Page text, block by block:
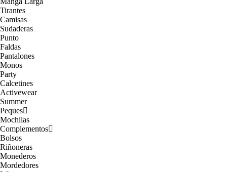
Tirantes
Camisas
Sudaderas
Punto
Faldas
Pantalones
Monos
Party
Calcetines
Activewear
Summer
Peques
Mochilas
Complementos
Bolsos
Riñoneras
Monederos
Mordedores